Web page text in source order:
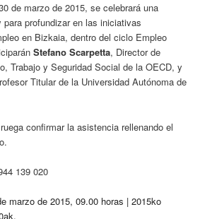
de marzo de 2015, se celebrará una
profundizar en las iniciativas
en Bizkaia, dentro del ciclo Empleo
Stefano Scarpetta, Director de
Trabajo y Seguridad Social de la OECD, y
Titular de la Universidad Autónoma de
confirmar la asistencia rellenando el
139 020
marzo de 2015, 09.00 horas | 2015ko